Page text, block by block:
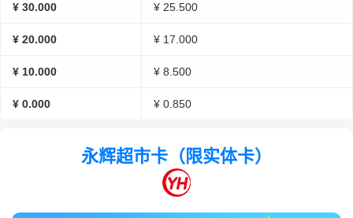
¥ 30.000 ¥ 25.500
¥ 20.000 ¥ 17.000
¥ 10.000 ¥ 8.500
¥ 0.000 ¥ 0.850
永辉超市卡（限实体卡）